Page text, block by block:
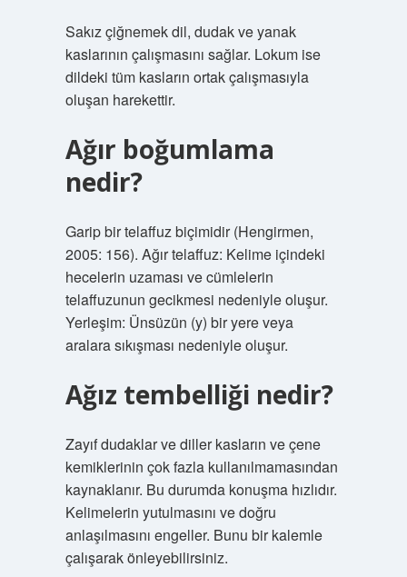
Sakız çiğnemek dil, dudak ve yanak
kaslarının çalışmasını sağlar. Lokum ise
dildeki tüm kasların ortak çalışmasıyla
oluşan harekettir.
Ağır boğumlama
nedir?
Garip bir telaffuz biçimidir (Hengirmen,
2005: 156). Ağır telaffuz: Kelime içindeki
hecelerin uzaması ve cümlelerin
telaffuzunun gecikmesi nedeniyle oluşur.
Yerleşim: Ünsüzün (y) bir yere veya
aralara sıkışması nedeniyle oluşur.
Ağız tembelliği nedir?
Zayıf dudaklar ve diller kasların ve çene
kemiklerinin çok fazla kullanılmamasından
kaynaklanır. Bu durumda konuşma hızlıdır.
Kelimelerin yutulmasını ve doğru
anlaşılmasını engeller. Bunu bir kalemle
çalışarak önleyebilirsiniz.